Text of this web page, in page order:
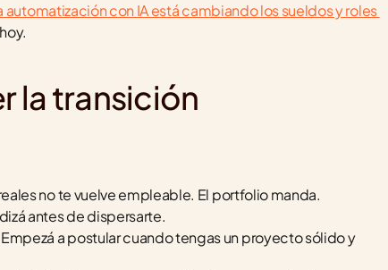
automatización con IA está cambiando los sueldos y roles
la transición
no te vuelve empleable. El portfolio manda.
antes de dispersarte.
a postular cuando tengas un proyecto sólido y